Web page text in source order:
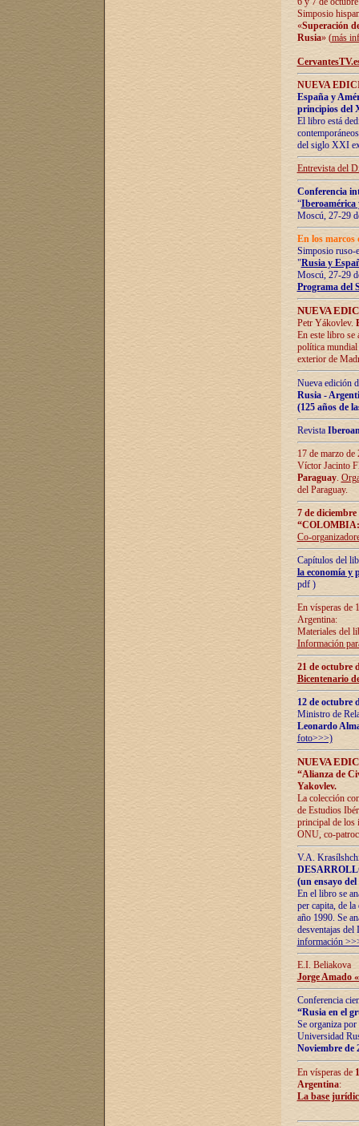
Simposio
«Superación
Rusia» (más
NUEVA
España y
principios del
El libro está
del siglo XXI
Entrevista del
Conferencia
“Iberoamérica
Moscú, 27-29
En los marcos
Simposio ruso-
"Rusia y
Moscú, 27-29
Programa del
NUEVA
Petr Yákovlev.
En este libro se
política mundial
exterior de
Nueva edición
Rusia -
(125 años de
Revista
17 de marzo
Víctor Jacinto
Paraguay.
del Paraguay.
7 de
Co-
Capítulos del
la economía y
pdf )
En vísperas de
Argentina:
Materiales del
Información
21 de octubre
Bicentenario
12 de octubre
Ministro de
Leonardo
foto>>>)
NUEVA
“Alianza de
Yakovlev.
La colección
de Estudios
principal de los
ONU, co-
V.A.
(un ensayo
En el libro se
per capita, de
año 1990. Se
desventajas
información
E.I. Beliakova
Jorge Amado
Conferencia
“Rusia en el
Se organiza
Universidad
Noviembre de
En vísperas de
Argentina:
La base